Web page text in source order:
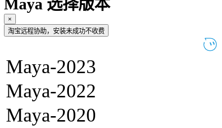
Maya 选择版本
×
淘宝远程协助，安装未成功不收费
Maya-2023
Maya-2022
Maya-2020